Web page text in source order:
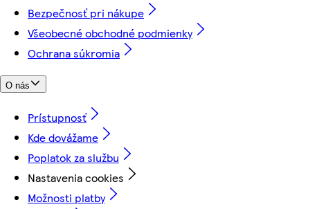
Bezpečnosť pri nákupe
Všeobecné obchodné podmienky
Ochrana súkromia
O nás
Prístupnosť
Kde dovážame
Poplatok za službu
Nastavenia cookies
Možnosti platby